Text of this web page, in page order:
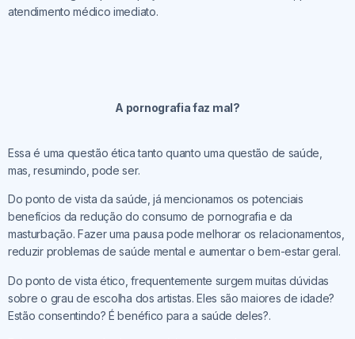
atendimento médico imediato.
A pornografia faz mal?
Essa é uma questão ética tanto quanto uma questão de saúde,
mas, resumindo, pode ser.
Do ponto de vista da saúde, já mencionamos os potenciais
benefícios da redução do consumo de pornografia e da
masturbação. Fazer uma pausa pode melhorar os relacionamentos,
reduzir problemas de saúde mental e aumentar o bem-estar geral.
Do ponto de vista ético, frequentemente surgem muitas dúvidas
sobre o grau de escolha dos artistas. Eles são maiores de idade?
Estão consentindo? É benéfico para a saúde deles?.